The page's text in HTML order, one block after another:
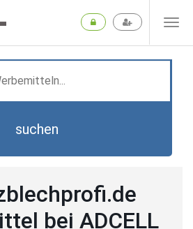
suchen
bei ADCELL